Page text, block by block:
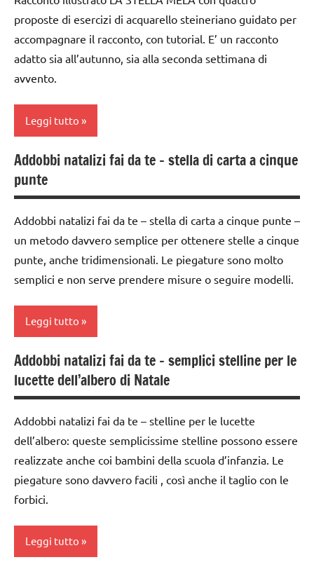
TUTTI GLI
ARTICOLI
Natale
Natale
origami
TUTORIAL
TUTTI GLI
ARGOMENTI
PER ETA'
TUTTI GLI
ARTICOLI
dai
decorazioni
DOWNLOAD
DELL'ANNO
Inverno
lavoretti
Natale
Natale
origami
TUTORIAL
TUTTI GLI
ARGOMENTI
TUTTI GLI
ARTICOLI
proposte di esercizi di acquarello steineriano guidato per
accompagnare il racconto, con tutorial. E’ un racconto
adatto sia all’autunno, sia alla seconda settimana di
avvento.
Leggi tutto
2a
settimana
di
avvento
acquarello
ARTE
IMMAGINE
Waldorf
Autunno
dai
3 ai
dai
anni
GUIDA
Addobbi natalizi fai da te – stella di carta a cinque
punte
Addobbi natalizi fai da te – stella di carta a cinque punte –
un metodo davvero semplice per ottenere stelle a cinque
punte, anche tridimensionali. Le piegature sono molto
semplici e non serve prendere misure o seguire modelli.
Leggi tutto
carta
anni
natalizie
FESTE
LAVORETTI
Addobbi natalizi fai da te – semplici stelline per le
lucette dell’albero di Natale
Addobbi natalizi fai da te – stelline per le lucette
dell’albero: queste semplicissime stelline possono essere
realizzate anche coi bambini della scuola d’infanzia. Le
piegature sono davvero facili , così anche il taglio con le
forbici.
Leggi tutto